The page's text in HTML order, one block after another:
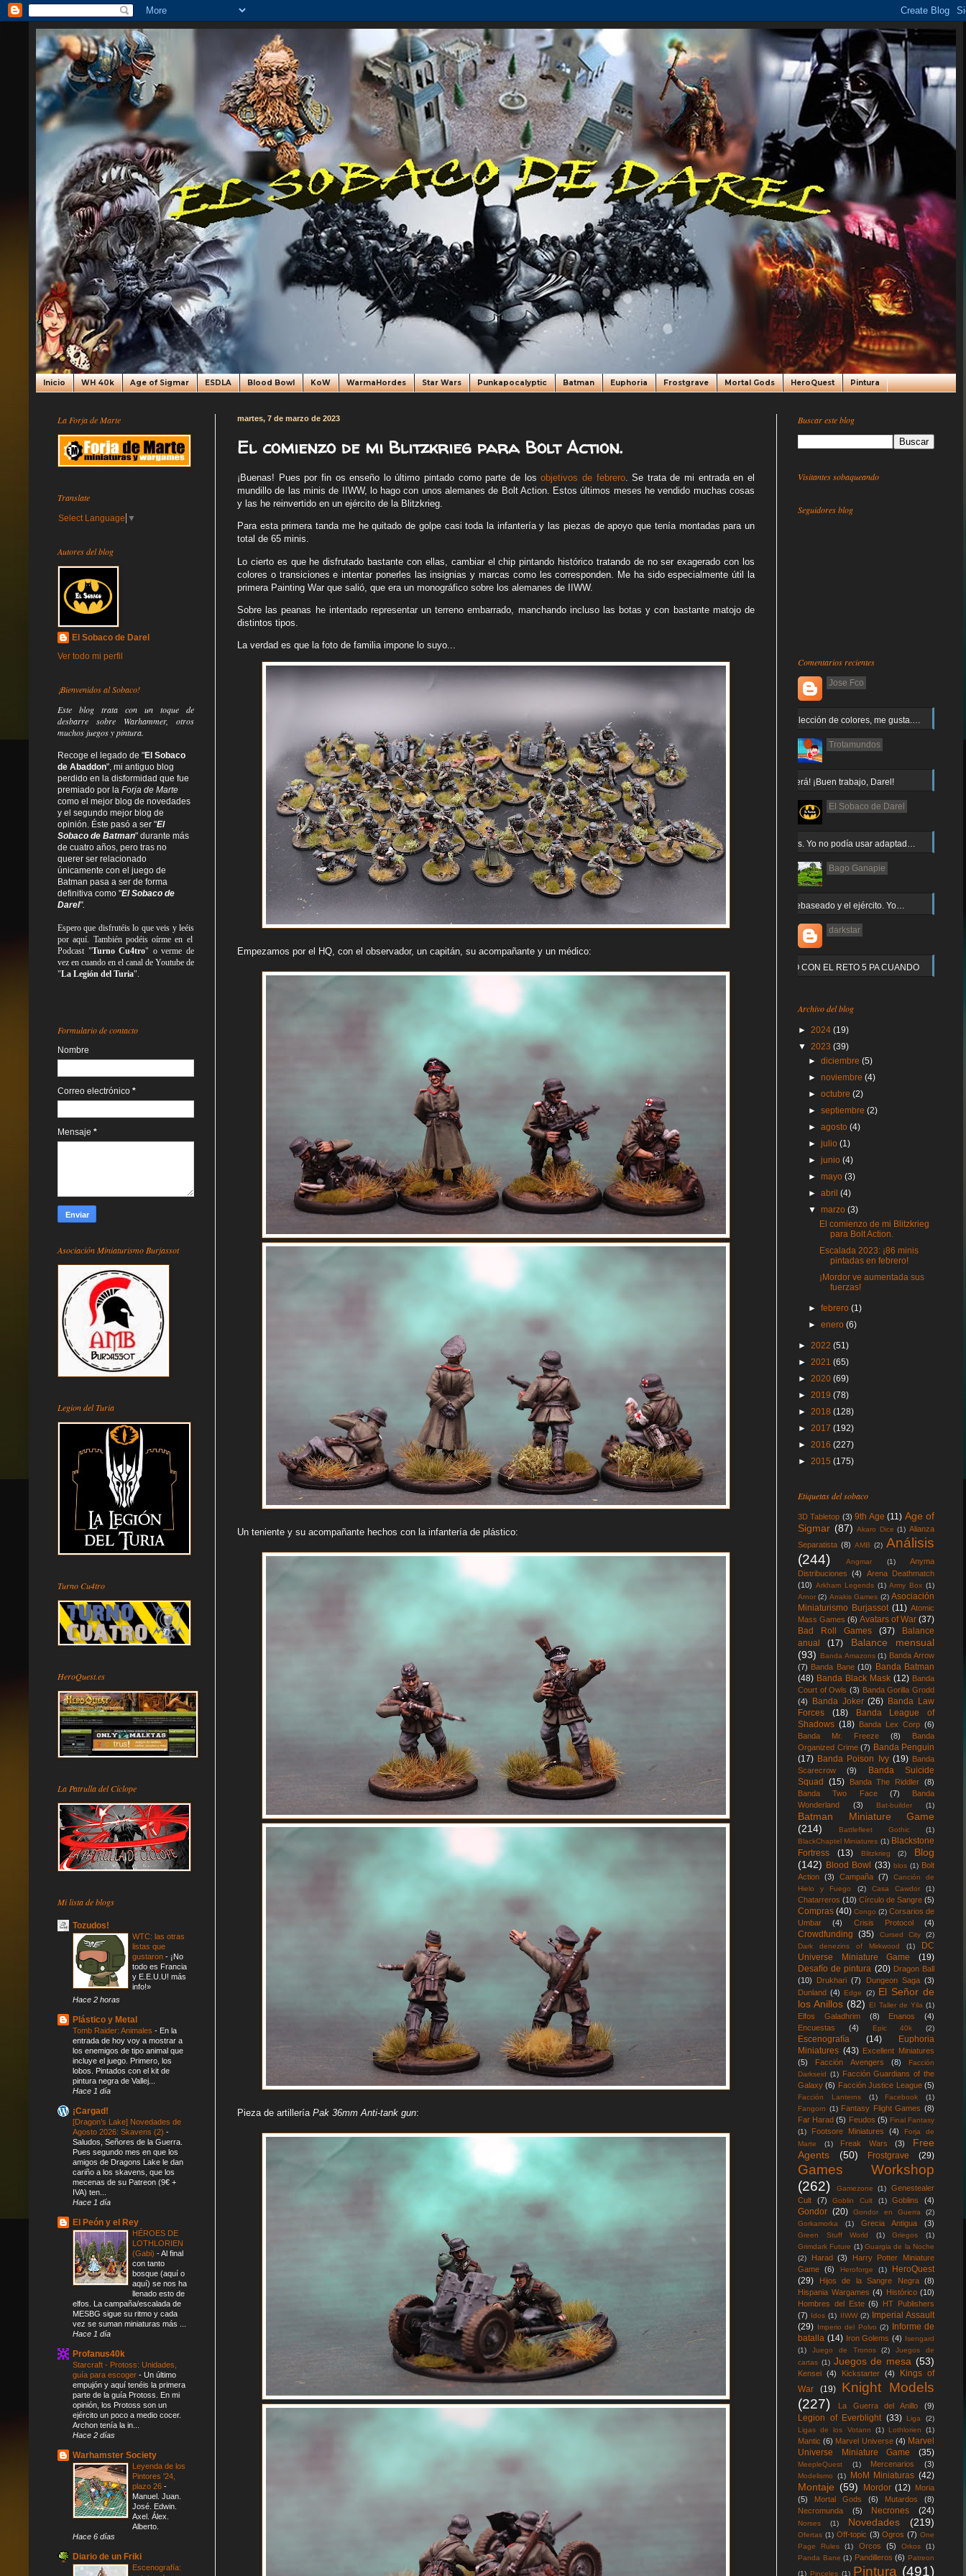
Inicio WH 40k Age of Sigmar ESDLA Blood Bowl KoW WarmaHordes Star Wars Punkapocalyptic Batman Euphoria Frostgrave Mortal Gods HeroQuest Pintura
martes, 7 de marzo de 2023
El comienzo de mi Blitzkrieg para Bolt Action.
¡Buenas! Pues por fin os enseño lo último pintado como parte de losobjetivos de febrero. Se trata de mi entrada en el
mundillo de las minis de IIWW, lo hago con unos alemanes de Bolt Action. Estos últimos meses he vendido muchas cosas
y las he reinvertido en un ejército de la Blitzkrieg.
Para esta primera tanda me he quitado de golpe casi toda la infantería y las piezas de apoyo que tenía montadas para un
total de 65 minis.
Lo cierto es que he disfrutado bastante con ellas, cambiar el chip pintando histórico tratando de no ser exagerado con los
colores o transiciones e intentar ponerles las insignias y marcas como les corresponden. Me ha sido especialmente útil la
primera Painting War que salió, que era un monográfico sobre los alemanes de IIWW.
Sobre las peanas he intentado representar un terreno embarrado, manchando incluso las botas y con bastante matojo de
distintos tipos.
La verdad es que la foto de familia impone lo suyo...
Empezamos por el HQ, con el observador, un capitán, su acompañante y un médico:
Un teniente y su acompañante hechos con la infantería de plástico:
Pieza de artillería Pak 36mm Anti-tank gun:
La Forja de Marte
Translate
Select Language ▼
Autores del blog
El Sobaco de Darel
Ver todo mi perfil
¡Bienvenidos al Sobaco!
Este blog trata con un toque de
desbarre sobre Warhammer, otros
muchos juegos y pintura.
Recoge el legado de "El Sobaco
de Abaddon", mi antiguo blog
perdido en la disformidad que fue
premiado por la Forja de Marte
como el mejor blog de novedades
y el segundo mejor blog de
opinión. Éste pasó a ser "El
Sobaco de Batman" durante más
de cuatro años, pero tras no
querer ser relacionado
únicamente con el juego de
Batman pasa a ser de forma
definitiva como "El Sobaco de
Darel".
Espero que disfrutéis lo queveis yleéis
por aquí. También podéis oírme en el
Podcast "Turno Cu4tro" o verme de
vez en cuando en el canal de Youtube de
"La Legión del Turia".
Formulario de contacto
Nombre
Correo electrónico *
Mensaje *
Asociación Miniaturismo Burjassot
Legion del Turia
Turno Cu4tro
HeroQuest.es
La Patrulla del Cíclope
Mi lista de blogs
Tozudos!
WTC: las otras
listas que
gustaron - ¡No
todo es Francia
y E.E.U.U! más
info!»
Hace 2 horas
Plástico y Metal
Tomb Raider: Animales - En la
entrada de hoy voy a mostrar a
los enemigos de tipo animal que
incluye el juego. Primero, los
lobos. Pintados con el kit de
pintura negra de Vallej...
Hace 1 día
¡Cargad!
[Dragon’s Lake] Novedades de
Agosto 2026: Skavens (2) -
Saludos, Señores de la Guerra.
Pues segundo mes en que los
amigos de Dragons Lake le dan
cariño a los skavens, que los
mecenas de su Patreon (9€ +
IVA) ten...
Hace 1 día
El Peón y el Rey
HÉROES DE
LOTHLORIEN
(Gabi) -Al final
con tanto
bosque (aquí o
aquí) se nos ha
llenado esto de
elfos. La campaña/escalada de
MESBG sigue su ritmo y cada
vez se suman miniaturas más ...
Hace 1 día
Profanus40k
Starcraft - Protoss: Unidades,
guía para escoger - Un último
empujón y aquí tenéis la primera
parte de la guía Protoss. En mi
opinión, los Protoss son un
ejército un poco a medio cocer.
Archon tenía la in...
Hace 2 días
Warhamster Society
Leyenda de los
Pintores '24,
plazo 26 -
Manuel. Juan.
José. Edwin.
Axel. Álex.
Alberto.
Hace 6 días
Diario de un Friki
Escenografía:
Buscar este blog
Visitantes sobaqueando
Seguidores blog
Comentarios recientes
Jose Fco
Muy buena elección de colores, me gusta.…
Trotamundos
¡Arnor no caerá! ¡Buen trabajo, Darel!
El Sobaco de Darel
Jajaja gracias. Yo no podía usar adaptad…
Bago Ganapie
Increíble el rebaseado y el ejército. Yo…
darkstar
Y QUE PASO CON EL RETO 5 PA CUANDO
Archivo del blog
► 2024 (19)
▼ 2023 (39)
►diciembre(5)
►noviembre(4)
►octubre(2)
►septiembre(2)
►agosto(4)
►julio(1)
►junio(4)
►mayo(3)
►abril(4)
▼marzo(3)
El comienzo de mi Blitzkrieg
para Bolt Action.
Escalada 2023: ¡86 minis
pintadas en febrero!
¡Mordor ve aumentada sus
fuerzas!
►febrero(1)
►enero(6)
► 2022 (51)
► 2021 (65)
► 2020 (69)
► 2019 (78)
► 2018 (128)
► 2017 (192)
► 2016 (227)
► 2015 (175)
Etiquetas del sobaco
3D Tabletop (3) 9th Age (11) Age of
Sigmar (87) Akaro Dice (1) Alianza
Separatista (8) AMB (2) Análisis
(244)
Angmar (1)
Anyma
Distribuciones
(4)
Arena Deathmatch
(10) Arkham Legends (1) Army Box (1)
Arnor (2) Arrakis Games (2) Asociación
Miniaturismo Burjassot (11) Atomic
Mass Games (6) Avatars of War (37)
Bad Roll Games
(37)
Balance
anual
(17)
Balance mensual
(93)
Banda Amazons (1) Banda Arrow
(7) Banda Bane (10)
Banda Batman
(48) Banda Black Mask (12) Banda
Court of Owls (3) Banda Gorilla Grodd
(4)
Banda Joker (26) Banda Law
Forces
(18)
Banda League of
Shadows (18) Banda Lex Corp (6)
Banda Mr. Freeze
(8)
Banda
Organized Crime (7) Banda Penguin
(17) Banda Poison Ivy (19) Banda
Scarecrow
(9)
Banda Suicide
Squad
(15) Banda The Riddler (8)
Banda Two Face
(7)
Banda
Wonderland
(3) Bat-builder (1)
Batman Miniature Game
(214)
Battlefleet Gothic
(1)
BlackChaptel Miniatures (1) Blackstone
Fortress
(13) Blitzkrieg (2)
Blog
(142) Blood Bowl (33) blos (1) Bolt
Action (3) Campaña (7)
Canción de
Hielo y Fuego
(2) Casa Cawdor (1)
Chatarreros (10) Círculo de Sangre (5)
Compras (40) Congo (2) Corsarios de
Umbar
(4) Crisis Protocol (4)
Crowdfunding (35) Cursed City
(2)
Dark denezins of Mirkwood
(1)
DC
Universe Miniature Game
(19)
Desafío de pintura (20) Dragon Ball
(10)
Drukhari (7) Dungeon Saga (3)
Dunland (4) Edge (2) El Señor de
los Anillos (82) El Taller de Yila (1)
Elfos Galadhrim (8) Enanos
(4)
Encuestas
(4) Epic 40k (2)
Escenografía (14)
Euphoria
Miniatures (43) Excellent Miniatures
(5)
Facción Avengers (8)
Facción
Darkseid (1) Facción Guardians of the
Galaxy (6) Facción Justice League (5)
Facción Lanterns (1) Facebook
(1)
Fangorn (1) Fantasy Flight Games (8)
Far Harad (5) Feudos (5) Final Fantasy
(1)
Footsore Miniatures (4)
Forja de
Marte
(1) Freak Wars (3)
Free
Agents
(50) Frostgrave (29)
Games Workshop
(262)
Gamezone (1)
Genestealer
Cult
(7) Goblin Cult (1) Goblins (4)
Gondor (20) Gondor en Guerra
(2)
Gorkamorka
(1) Grecia Antigua (3)
Green Stuff World (1) Griegos
(1)
Grimdark Future (1) Guargia de la Noche
(2)
Harad (3)
Harry Potter Miniature
Game
(6) Heroforge (1)
HeroQuest
(29)
Hijos de la Sangre Negra
(8)
Hispania Wargames (4) Histórico (10)
Hombres del Este (6)
HT Publishers
(7) Idos (1) IIWW (2)
Imperial Assault
(29) Imperio del Polvo (2)
Informe de
batalla (14) Iron Golems (4) Isengard
(1)
Juego de Tronos (2)
Juegos de
cartas (1) Juegos de mesa (53)
Kensei (4) Kickstarter (4)
Kings of
War
(19)
Knight Models
(227)
La Guerra del Anillo (9)
Legion of Everblight (33) Liga
(2)
Ligas de los Votann
(1) Lothlorien (1)
Mantic (6) Marvel Universe (4) Marvel
Universe Miniature Game
(35)
MeepleQuest (1) Mercenarios (3)
Modelismo (1) MoM Miniaturas (42)
Montaje (59) Mordor (12) Moria
(5)
Mortal Gods (6) Mutardos
(8)
Necromunda
(5) Necrones (24)
Norses (1) Novedades (219)
Ofertas (1) Off-topic (3) Ogros (7) One
Page Rules
(1) Orcos (5) Orkos
(1)
Panda Bane (1) Pandilleros (6) Patreon
(1) Pinceles (1) Pintura (491)